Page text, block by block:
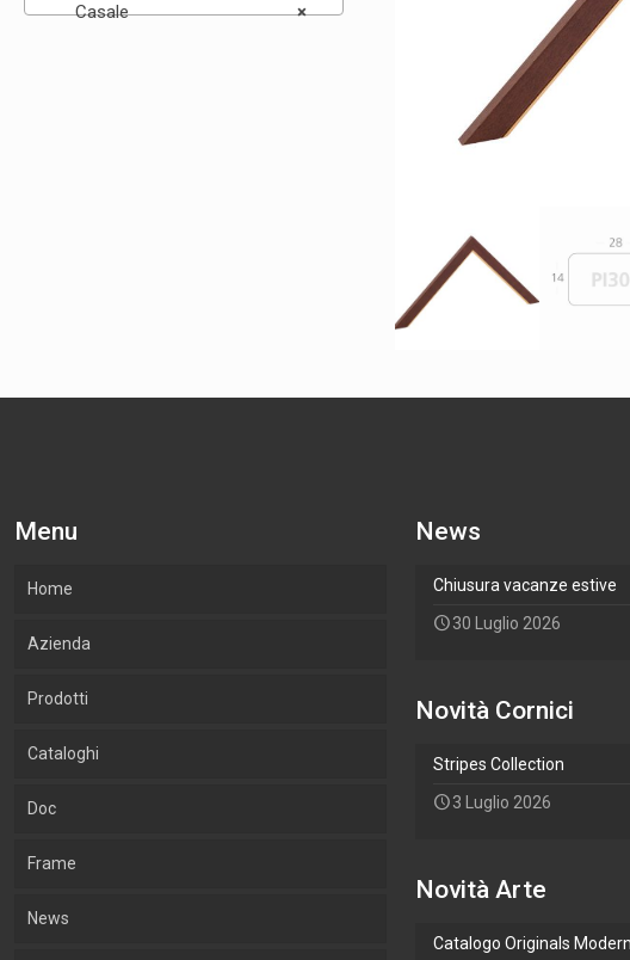
×
Casale
Menu
Home
Azienda
La nostra azienda
Cosa Produciamo
Cornici Lab.Art
Legni utilizzati
Ambiente e sostenibilità
Prodotti
Cornici
Accessori
Arte
Wallpaper
Cataloghi
Cornici
Accessori
Arte
Doc
Frame
News
News
Chiusura vacanze estive
30 Luglio 2026
Novità Cornici
Stripes Collection
3 Luglio 2026
Novità Arte
Catalogo Originals